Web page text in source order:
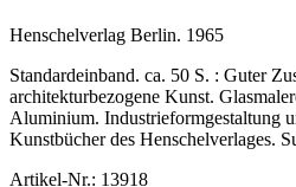
Henschelverlag Berlin. 1965
Standardeinband. ca. 50 S. : Guter
architekturbezogene Kunst.
Aluminium. Industrieformgestaltung
Kunstbücher des Henschelverlages.
Artikel-Nr.: 13918